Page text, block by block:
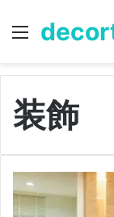
Menu
装飾